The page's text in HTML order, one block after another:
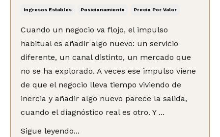
Ingresos Estables Posicionamiento Precio Por Valor
Cuando un negocio va flojo, el impulso
habitual es añadir algo nuevo: un servicio
diferente, un canal distinto, un mercado que
no se ha explorado. A veces ese impulso viene
de que el negocio lleva tiempo viviendo de
inercia y añadir algo nuevo parece la salida,
cuando el diagnóstico real es otro. Y ...
Sigue leyendo...